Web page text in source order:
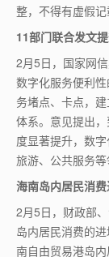
整，不得有虚假记
11部门联合发文
2月5日，国家网
数字化服务便利
务堵点、卡点，
体系。意见提出
度显著提升，数
旅游、公共服务等
海南岛内居民消
2月5日，财政部
岛内居民消费的
南自由贸易港岛